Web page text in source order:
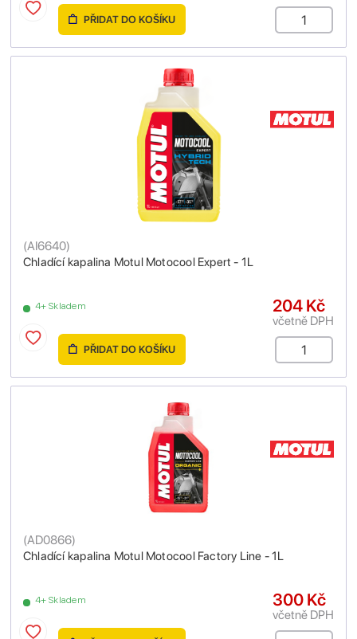
PŘIDAT DO KOŠÍKU
Chladící kapalina Motul Motocool Expert - 1L
(AI6640)
4+ Skladem 204 Kč
včetně DPH
PŘIDAT DO KOŠÍKU
Chladící kapalina Motul Motocool Factory Line - 1L
(AD0866)
4+ Skladem 300 Kč
včetně DPH